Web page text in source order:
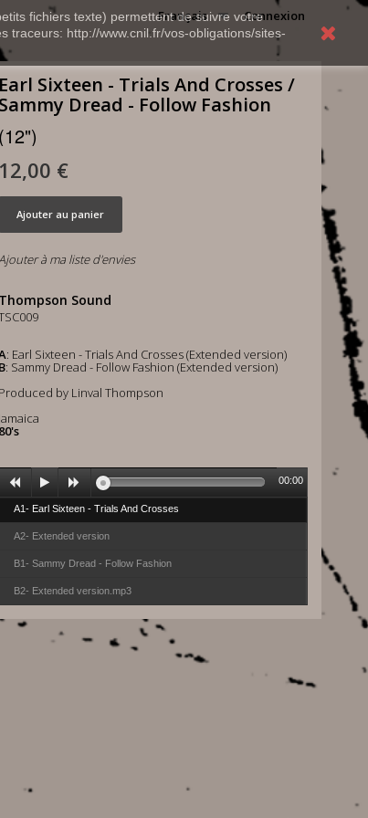
fichiers texte) permettent de suivre votre
traceurs: http://www.cnil.fr/vos-obligations/sites-
Connexion
Français
Earl Sixteen - Trials And Crosses /
Sammy Dread - Follow Fashion
(12")
12,00 €
Ajouter au panier
à ma liste d'envies
Thompson Sound
: Earl Sixteen - Trials And Crosses (Extended version)
B: Sammy Dread - Follow Fashion (Extended version)
Produced by Linval Thompson
Jamaica
A1- Earl Sixteen - Trials And Crosses
A2- Extended version
B1- Sammy Dread - Follow Fashion
B2- Extended version.mp3
00:00